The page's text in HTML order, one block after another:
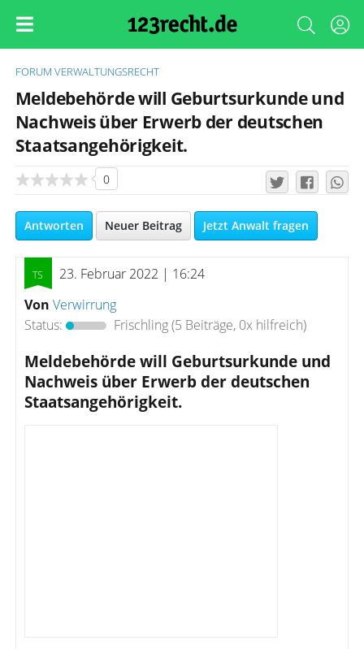
FORUM VERWALTUNGSRECHT
Meldebehörde will Geburtsurkunde und
Nachweis über Erwerb der deutschen
Staatsangehörigkeit.
0
Antworten Neuer Beitrag Jetzt Anwalt fragen
23. Februar 2022 | 16:24
Von Verwirrung
Status:
Frischling(5 Beiträge, 0x hilfreich)
Meldebehörde will Geburtsurkunde und
Nachweis über Erwerb der deutschen
Staatsangehörigkeit.